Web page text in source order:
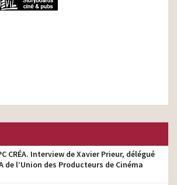
CRÉA. Interview de Xavier Prieur, délégué
de l’Union des Producteurs de Cinéma